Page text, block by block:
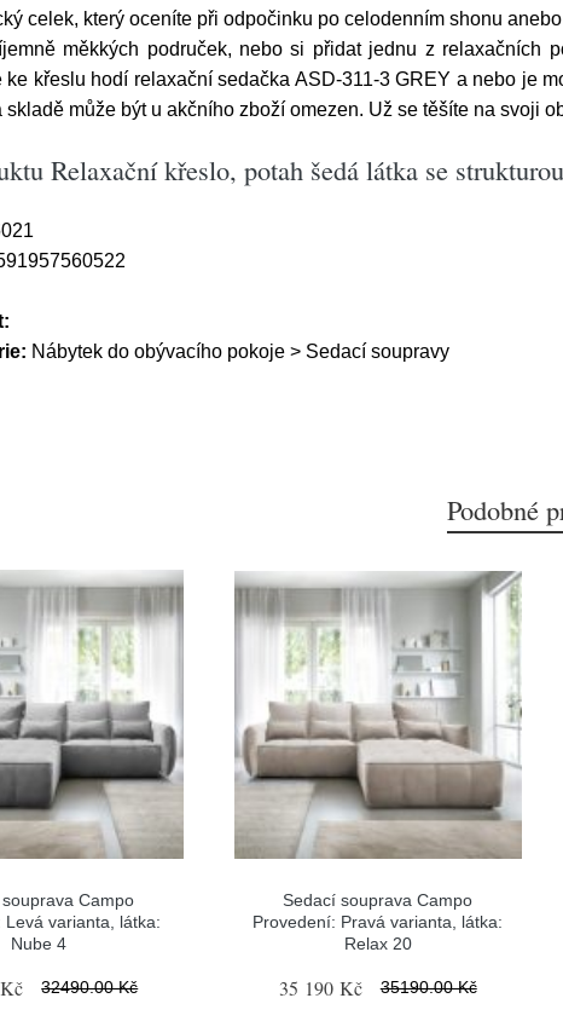
celek, který oceníte při odpočinku po celodenním shonu
měkkých područek, nebo si přidat jednu z relaxačních
ke křeslu hodí relaxační sedačka ASD-311-3 GREY a nebo je
skladě může být u akčního zboží omezen. Už se těšíte na svoji
Relaxační křeslo, potah šedá látka se
Nábytek do obývacího pokoje > Sedací soupravy
Podobné
Campo
Levá varianta, látka:
Nube 4
32490.00 Kč
Sedací souprava Campo
Provedení: Pravá varianta, látka:
Relax 20
35 190 Kč 35190.00 Kč